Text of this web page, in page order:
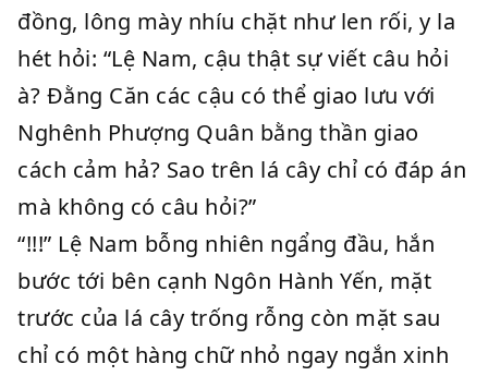
đồng, lông mày nhíu chặt như len rối, y la
hét hỏi: “Lệ Nam, cậu thật sự viết câu hỏi
à? Đằng Căn các cậu có thể giao lưu với
Nghênh Phượng Quân bằng thần giao
cách cảm hả? Sao trên lá cây chỉ có đáp án
mà không có câu hỏi?”
“!!!” Lệ Nam bỗng nhiên ngẩng đầu, hắn
bước tới bên cạnh Ngôn Hành Yến, mặt
trước của lá cây trống rỗng còn mặt sau
chỉ có một hàng chữ nhỏ ngay ngắn xinh